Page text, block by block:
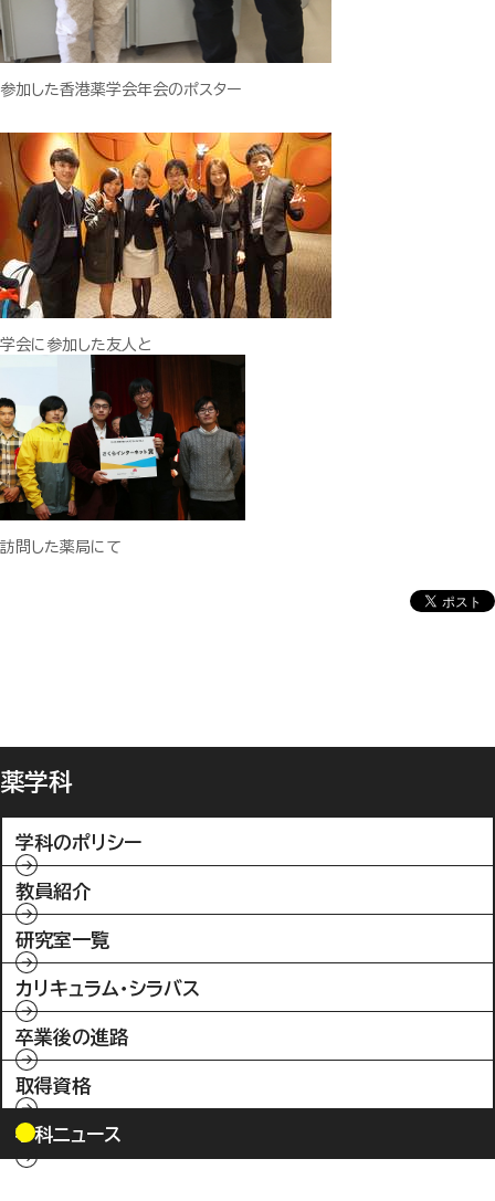
参加した香港薬学会年会のポスター
学会に参加した友人と
訪問した薬局にて
薬学科
学科のポリシー
教員紹介
研究室一覧
カリキュラム・シラバス
卒業後の進路
取得資格
学科ニュース